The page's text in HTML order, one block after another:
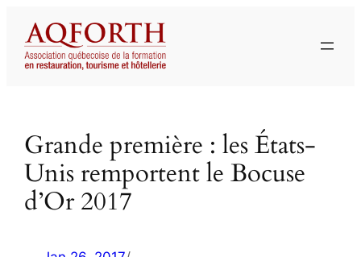
contenu
Grande première : les États-
Unis remportent le Bocuse
d’Or 2017